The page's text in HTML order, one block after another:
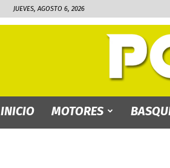
JUEVES, AGOSTO 6, 2026
INICIO MOTORES